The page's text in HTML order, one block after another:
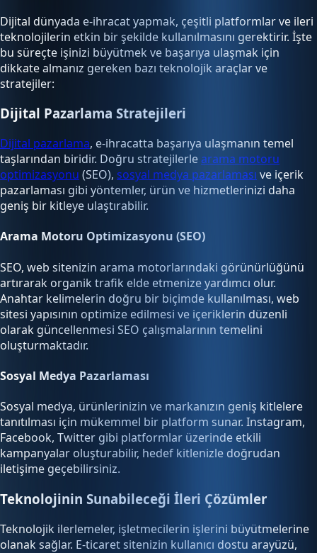
Dijital dünyada e-ihracat yapmak, çeşitli platformlar ve ileri
teknolojilerin etkin bir şekilde kullanılmasını gerektirir. İşte
bu süreçte işinizi büyütmek ve başarıya ulaşmak için
dikkate almanız gereken bazı teknolojik araçlar ve
stratejiler:
Dijital Pazarlama Stratejileri
Dijital pazarlama, e-ihracatta başarıya ulaşmanın temel
taşlarından biridir. Doğru stratejilerle arama motoru
optimizasyonu (SEO), sosyal medya pazarlaması ve içerik
pazarlaması gibi yöntemler, ürün ve hizmetlerinizi daha
geniş bir kitleye ulaştırabilir.
Arama Motoru Optimizasyonu (SEO)
SEO, web sitenizin arama motorlarındaki görünürlüğünü
artırarak organik trafik elde etmenize yardımcı olur.
Anahtar kelimelerin doğru bir biçimde kullanılması, web
sitesi yapısının optimize edilmesi ve içeriklerin düzenli
olarak güncellenmesi SEO çalışmalarının temelini
oluşturmaktadır.
Sosyal Medya Pazarlaması
Sosyal medya, ürünlerinizin ve markanızın geniş kitlelere
tanıtılması için mükemmel bir platform sunar. Instagram,
Facebook, Twitter gibi platformlar üzerinde etkili
kampanyalar oluşturabilir, hedef kitlenizle doğrudan
iletişime geçebilirsiniz.
Teknolojinin Sunabileceği İleri Çözümler
Teknolojik ilerlemeler, işletmecilerin işlerini büyütmelerine
olanak sağlar. E-ticaret sitenizin kullanıcı dostu arayüzü,